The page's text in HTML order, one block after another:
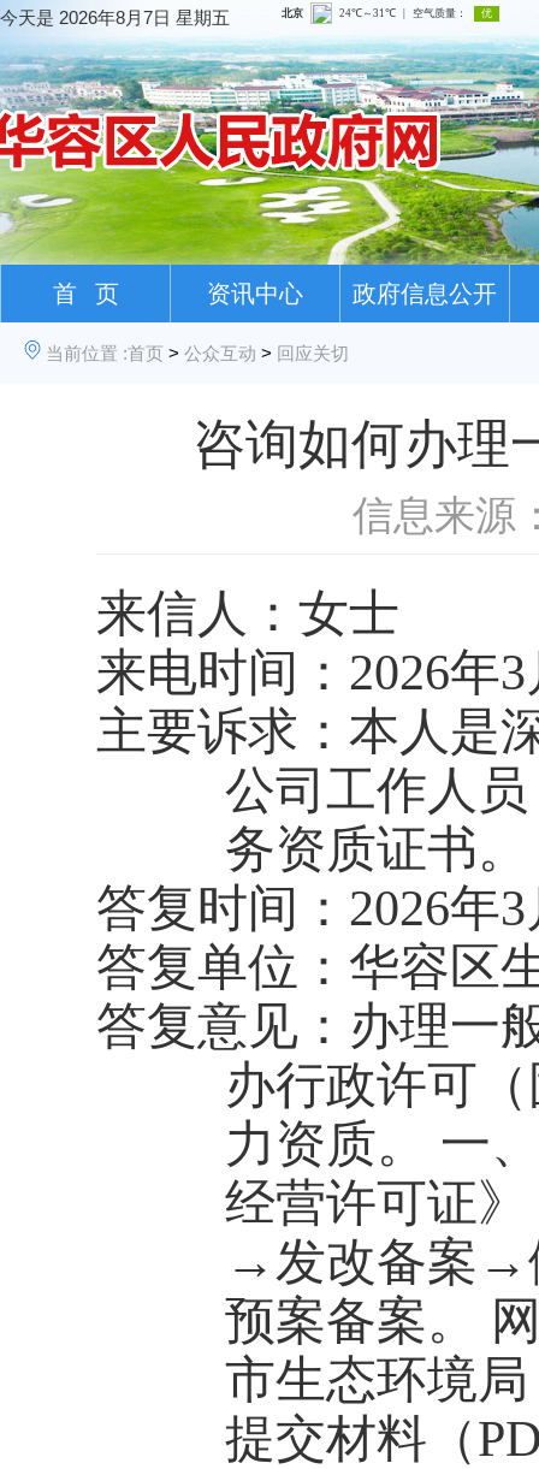
今天是 2026年8月7日 星期五
首 页 资讯中心 政府信息公开
当前位置 :首页 > 公众互动 > 回应关切
咨询如何办理
信息来源
来信人：女士
来电时间： 2026年
主要诉求： 本人是
公司工作人
务资质证书。
答复时间： 2026年
答复单位：华容区
答复意见：办理一
办行政许可
力资质。
一
经营许可证
→发改备案→
预案备案。
市生态环境
提交材料（